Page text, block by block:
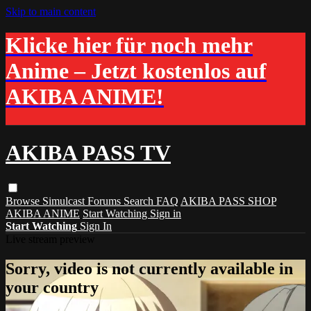
Skip to main content
Klicke hier für noch mehr
Anime – Jetzt kostenlos auf
AKIBA ANIME!
AKIBA PASS TV
Browse Simulcast Forums Search FAQ AKIBA PASS SHOP
AKIBA ANIME Start Watching Sign in
Start Watching Sign In
Sorry, video is not currently available in
your country